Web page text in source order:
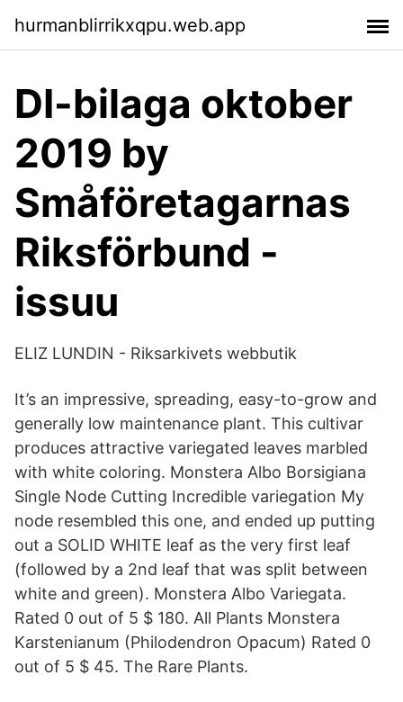
hurmanblirrikxqpu.web.app
DI-bilaga oktober
2019 by
Småföretagarnas
Riksförbund -
issuu
ELIZ LUNDIN - Riksarkivets webbutik
It’s an impressive, spreading, easy-to-grow and
generally low maintenance plant. This cultivar
produces attractive variegated leaves marbled
with white coloring. Monstera Albo Borsigiana
Single Node Cutting Incredible variegation My
node resembled this one, and ended up putting
out a SOLID WHITE leaf as the very first leaf
(followed by a 2nd leaf that was split between
white and green). Monstera Albo Variegata.
Rated 0 out of 5 $ 180. All Plants Monstera
Karstenianum (Philodendron Opacum) Rated 0
out of 5 $ 45. The Rare Plants.